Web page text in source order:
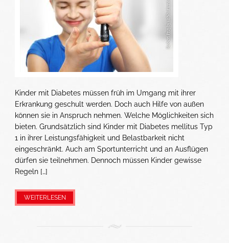
Kinder mit Diabetes müssen früh im Umgang mit ihrer
Erkrankung geschult werden. Doch auch Hilfe von außen
können sie in Anspruch nehmen. Welche Möglichkeiten sich
bieten. Grundsätzlich sind Kinder mit Diabetes mellitus Typ
1 in ihrer Leistungsfähigkeit und Belastbarkeit nicht
eingeschränkt. Auch am Sportunterricht und an Ausflügen
dürfen sie teilnehmen. Dennoch müssen Kinder gewisse
Regeln […]
WEITERLESEN